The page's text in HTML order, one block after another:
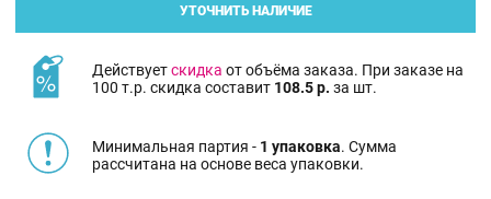
УТОЧНИТЬ НАЛИЧИЕ
Действуетскидка от объёма заказа. При заказе на
100 т.р. скидка составит 108.5 р. за шт.
Минимальная партия - 1 упаковка. Сумма
рассчитана на основе веса упаковки.